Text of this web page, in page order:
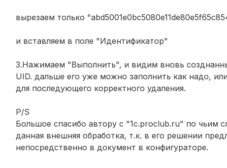
вырезаем только
и вставляем в поле "Идентификатор"
3.Нажимаем "Выполнить", и видим вновь
UID. дальше его уже можно заполнить как надо,
для последующего корректного удаления.
P/S
Большое спасибо автору с "1c.proclub.ru" по чьим
данная внешняя обработка, т.к. в его решении
непосредственно в документ в конфигураторе.